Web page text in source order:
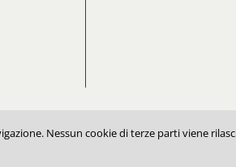
reserved. Full or partial reproduction is
Nessun cookie di terze parti viene